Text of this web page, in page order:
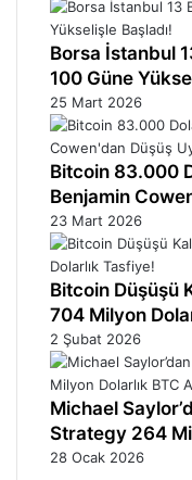
Borsa İstanbul
100 Güne
25 Mart 2026
Bitcoin 83.000
Benjamin
23 Mart 2026
Bitcoin Düşüşü
704 Milyon
2 Şubat 2026
Michael
Strategy 264
28 Ocak 2026